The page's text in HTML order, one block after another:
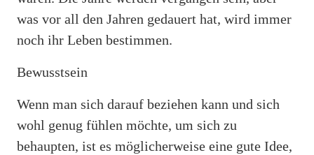
was vor all den Jahren gedauert hat, wird immer
noch ihr Leben bestimmen.
Bewusstsein
Wenn man sich darauf beziehen kann und sich
wohl genug fühlen möchte, um sich zu
behaupten, ist es möglicherweise eine gute Idee,